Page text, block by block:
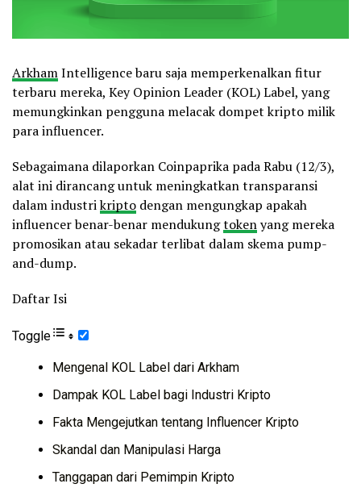
ArkhamIntelligence baru saja memperkenalkan fitur
terbaru mereka, Key Opinion Leader (KOL) Label, yang
memungkinkan pengguna melacak dompet kripto milik
para influencer.
Sebagaimana dilaporkan Coinpaprika pada Rabu (12/3),
alat ini dirancang untuk meningkatkan transparansi
dalam industrikripto dengan mengungkap apakah
influencer benar-benar mendukungtokenyang mereka
promosikan atau sekadar terlibat dalam skema pump-
and-dump.
Daftar Isi
Toggle
Mengenal KOL Label dari Arkham
Dampak KOL Label bagi Industri Kripto
Fakta Mengejutkan tentang Influencer Kripto
Skandal dan Manipulasi Harga
Tanggapan dari Pemimpin Kripto